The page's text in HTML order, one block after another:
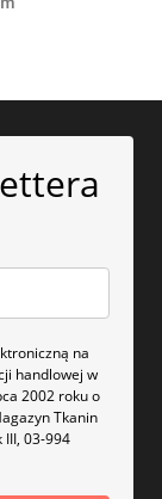
na
handlowej w
2002 roku o
Tkanin
III, 03-994